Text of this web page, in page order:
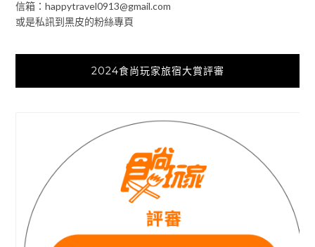
信箱：happytravel0913@gmail.com
或是私訊到黑皮的粉絲專頁
2024食尚玩家旅宿大賞評審